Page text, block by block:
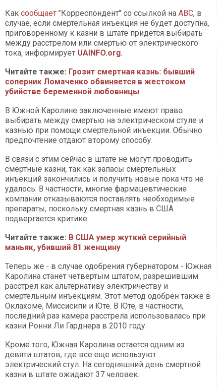
Как сообщает "Корреспондент" со ссылкой на ABC, в
случае, если смертельная инъекция не будет доступна,
приговоренному к казни в штате придется выбирать
между расстрелом или смертью от электрического
тока, информирует UAINFO.org.
Читайте также: Грозит смертная казнь: бывший
соперник Ломаченко обвиняется в жестоком
убийстве беременной любовницы
В Южной Каролине заключенные имеют право
выбирать между смертью на электрическом стуле и
казнью при помощи смертельной инъекции. Обычно
предпочтение отдают второму способу.
В связи с этим сейчас в штате не могут проводить
смертные казни, так как запасы смертельных
инъекций закончились и получить новые пока что не
удалось. В частности, многие фармацевтические
компании отказываются поставлять необходимые
препараты, поскольку смертная казнь в США
подвергается критике.
Читайте также: В США умер жуткий серийный
маньяк, убивший 81 женщину
Теперь же - в случае одобрения губернатором - Южная
Каролина станет четвертым штатом, разрешившим
расстрел как альтернативу электричеству и
смертельным инъекциям. Этот метод одобрен также в
Оклахоме, Миссисипи и Юте. В Юте, в частности,
последний раз камера расстрела использовалась при
казни Ронни Ли Гарднера в 2010 году.
Кроме того, Южная Каролина остается одним из
девяти штатов, где все еще используют
электрический стул. На сегодняшний день смертной
казни в штате ожидают 37 человек.